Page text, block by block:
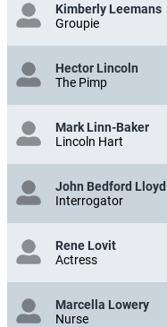
Kimberly Leemans
Groupie
Hector Lincoln
The Pimp
Mark Linn-Baker
Lincoln Hart
John Bedford Lloyd
Interrogator
Rene Lovit
Actress
Marcella Lowery
Nurse